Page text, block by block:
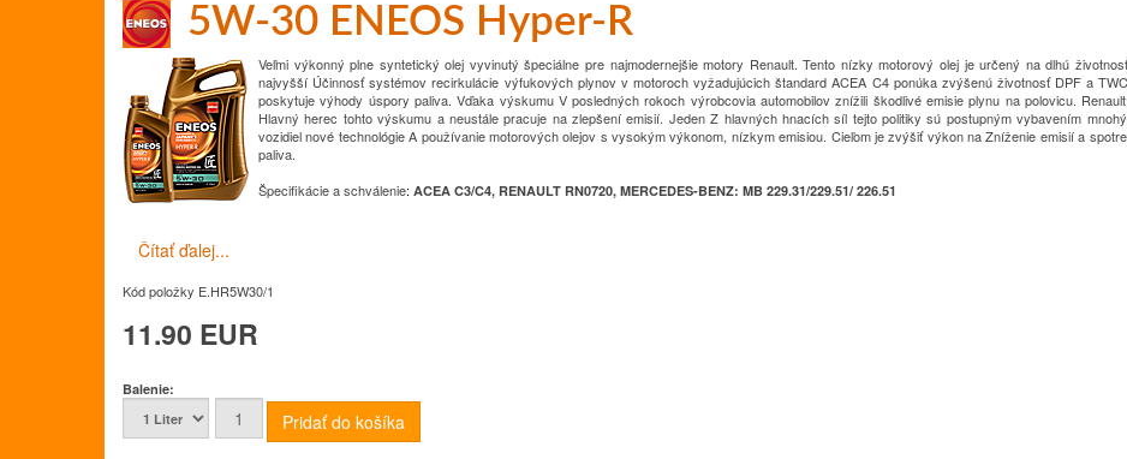
5W-30 ENEOS Hyper-R
Veľmi výkonný plne syntetický olej vyvinutý špeciálne pre najmodernejšie motory Renault. Tento nízky motorový olej je určený na dlhú
najvyšší Účinnosť systémov recirkulácie výfukových plynov v motoroch vyžadujúcich štandard ACEA C4 ponúka zvýšenú životnosť DPF a
poskytuje výhody úspory paliva. Vďaka výskumu V posledných rokoch výrobcovia automobilov znížili škodlivé emisie plynu na polovicu.
Hlavný herec tohto výskumu a neustále pracuje na zlepšení emisií. Jeden Z hlavných hnacích síl tejto politiky sú postupným vybavením
vozidiel nové technológie A používanie motorových olejov s vysokým výkonom, nízkym emisiou. Cieľom je zvýšiť výkon na Zníženie emisií a
paliva.
Špecifikácie a schválenie: ACEA C3/C4, RENAULT RN0720, MERCEDES-BENZ: MB 229.31/229.51/ 226.51
Čítať ďalej...
Kód položky E.HR5W30/1
11.90 EUR
Balenie: